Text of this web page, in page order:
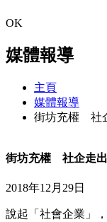
OK
媒體報導
主頁
媒體報導
街坊充權 社
街坊充權 社企走
2018年12月29日
說起「社會企業」